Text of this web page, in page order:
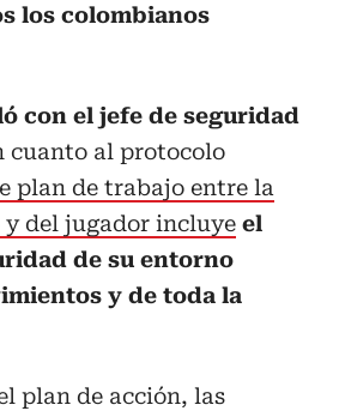
los colombianos
con el jefe de seguridad
cuanto al protocolo
plan de trabajo entre la
del jugador incluye el
de su entorno
y de toda la
plan de acción, las